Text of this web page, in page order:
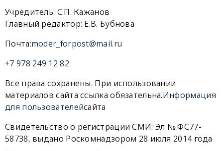
Учредитель: С.П. Кажанов
Главный редактор: Е.В. Бубнова
Почта:moder_forpost@mail.ru
+7 978 249 12 82
Все права сохранены. При использовании
материалов сайта ссылка обязательна.Информация
для пользователейсайта
Свидетельство о регистрации СМИ: Эл № ФС77-
58738, выдано Роскомнадзором 28 июля 2014 года